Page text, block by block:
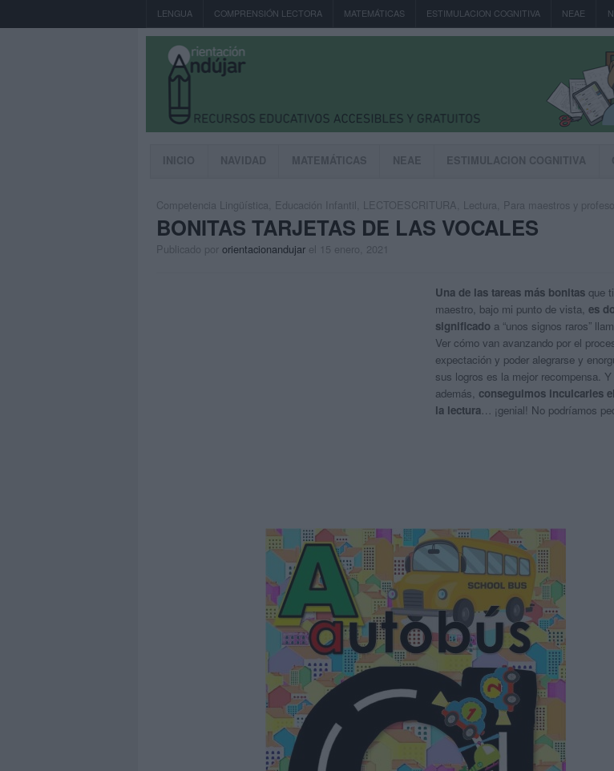
LENGUA COMPRENSIÓN LECTORA MATEMÁTICAS ESTIMULACION COGNITIVA NEAE
INICIO NAVIDAD MATEMÁTICAS NEAE ESTIMULACION COGNITIVA
Competencia Lingüística Educación Infantil LECTOESCRITURA Lectura Para maestros y
BONITAS TARJETAS DE LAS VOCALES
Publicado por orientacionandujar el 15 enero, 2021
Una de las tareas más bonitasque
maestro, bajo mi punto de vista, es
significadoa “unos signos raros”
Ver cómo van avanzando por el
expectación y poder alegrarse y
sus logros es la mejor recompensa. Y
además, conseguimos inculcarles
la lectura… ¡genial! No podríamos